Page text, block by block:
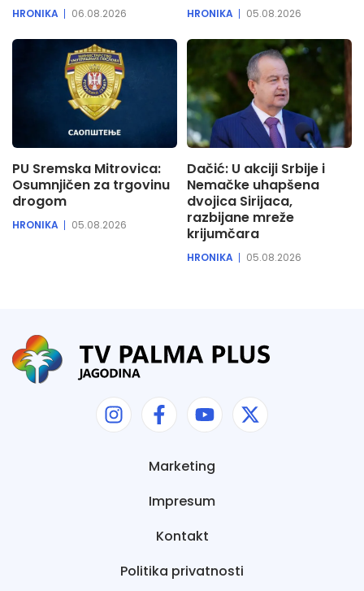
HRONIKA 06.08.2026 HRONIKA 05.08.2026
PU Sremska Mitrovica:
Osumnjičen za trgovinu
drogom
HRONIKA 05.08.2026
Dačić: U akciji Srbije i
Nemačke uhapšena
dvojica Sirijaca,
razbijane mreže
krijumčara
HRONIKA 05.08.2026
Marketing
Impresum
Kontakt
Politika privatnosti